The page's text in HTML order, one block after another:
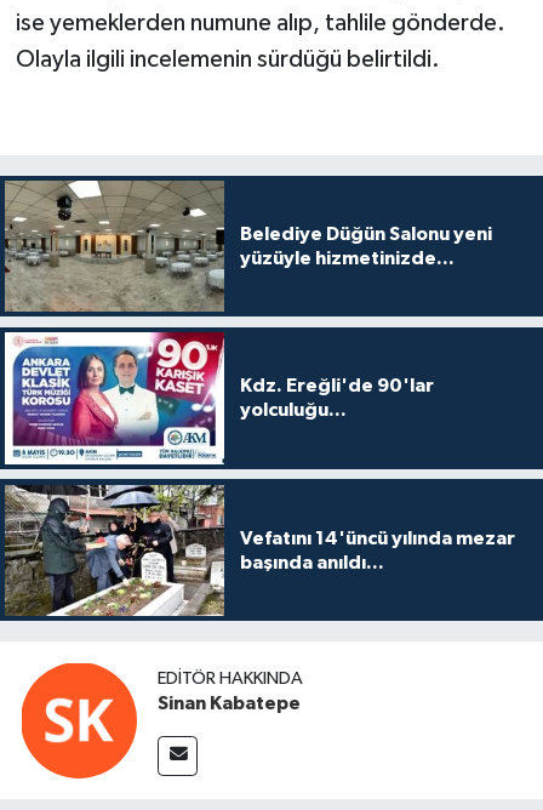
ise yemeklerden numune alıp, tahlile gönderde.
Olayla ilgili incelemenin sürdüğü belirtildi.
Belediye Düğün Salonu yeni
yüzüyle hizmetinizde...
Kdz. Ereğli'de 90'lar
yolculuğu...
Vefatını 14'üncü yılında mezar
başında anıldı...
EDITÖR HAKKINDA
Sinan Kabatepe